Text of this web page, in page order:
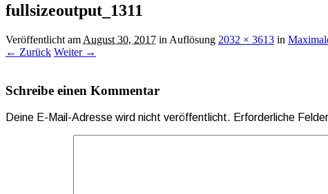
fullsizeoutput_1311
Veröffentlicht am August 30, 2017 in Auflösung 2032 × 3613 in
← Zurück Weiter →
Schreibe einen Kommentar
Deine E-Mail-Adresse wird nicht veröffentlicht. Erforderliche